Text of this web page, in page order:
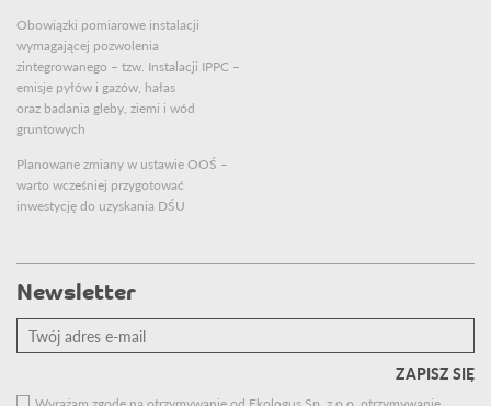
Obowiązki pomiarowe instalacji
wymagającej pozwolenia
zintegrowanego – tzw. Instalacji IPPC –
emisje pyłów i gazów, hałas
oraz badania gleby, ziemi i wód
gruntowych
Planowane zmiany w ustawie OOŚ –
warto wcześniej przygotować
inwestycję do uzyskania DŚU
Newsletter
Twój
adres